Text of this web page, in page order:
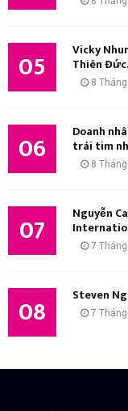
05 Vicky
Thiên
8
06 Doanh
trái tim
8
07 Nguyễn
7
08 Steven
7